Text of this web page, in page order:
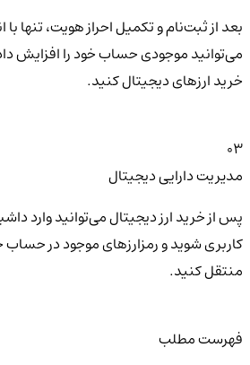
بعد از ثبت‌نام و تکمیل احراز هویت، تنها با
می‌توانید موجودی حساب خود را افزایش
خرید ارزهای دیجیتال کنید.
03
مدیریت دارایی دیجیتال
پس از خرید ارز دیجیتال می‌توانید وارد
کاربری شوید و رمزارزهای موجود در حساب
منتقل کنید.
فهرست مطلب